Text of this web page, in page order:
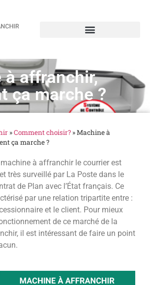
à affranchir,
ça marche ?
»Comment choisir? »Machine à
ça marche ?
à affranchir le courrier est
très surveillé par La Poste dans le
de Plan avec l’État français. Ce
par une relation tripartite entre :
et le client. Pour mieux
de ce marché de la
il est intéressant de faire un point